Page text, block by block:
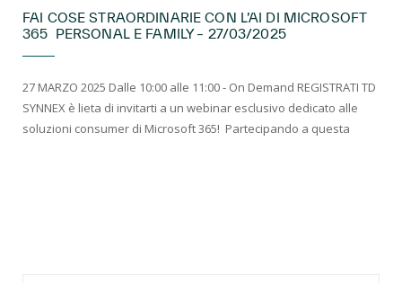
FAI COSE STRAORDINARIE CON L’AI DI MICROSOFT
365 PERSONAL E FAMILY – 27/03/2025
27 MARZO 2025 Dalle 10:00 alle 11:00 - On Demand REGISTRATI TD
SYNNEX è lieta di invitarti a un webinar esclusivo dedicato alle
soluzioni consumer di Microsoft 365! Partecipando a questa